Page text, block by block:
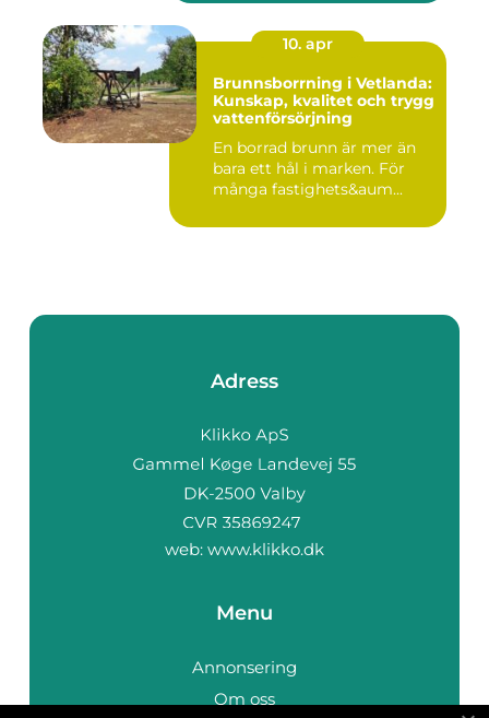
10. apr
Brunnsborrning i Vetlanda:
Kunskap, kvalitet och trygg
vattenförsörjning
En borrad brunn är mer än
bara ett hål i marken. För
många fastighets&aum...
Adress
web: www.klikko.dk
Menu
Annonsering
Om oss